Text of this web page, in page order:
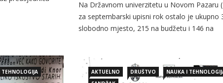
Na Državnom univerzitetu u Novom Pazaru
za septembarski upisni rok ostalo je ukupno
slobodno mjesto, 215 na budžetu i 146 na
matematičke nauke, u čijem sastavu su 2
programa, Matematika i Informatika i
AKTUELNO DRUŠTVO
NAUKA I